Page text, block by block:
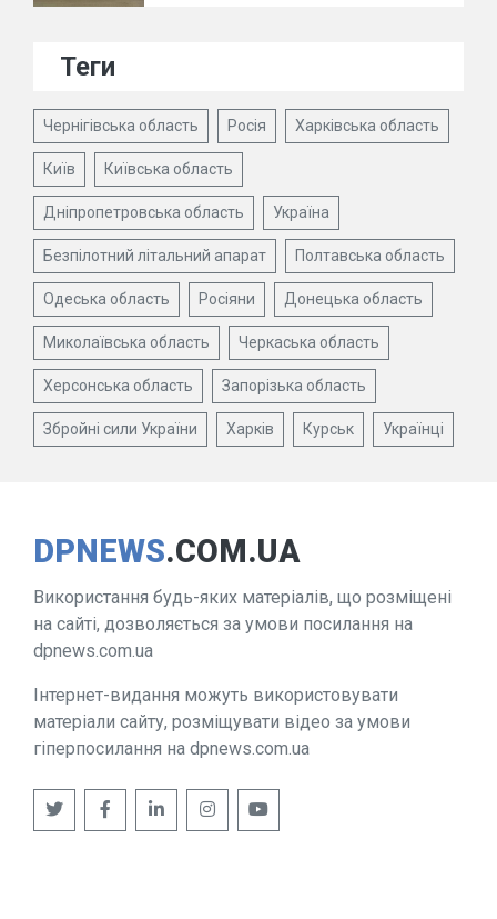
Теги
Чернігівська область Росія Харківська область
Київ Київська область
Дніпропетровська область Україна
Безпілотний літальний апарат Полтавська область
Одеська область Росіяни Донецька область
Миколаївська область Черкаська область
Херсонська область Запорізька область
Збройні сили України Харків Курськ Українці
DPNEWS.COM.UA
Використання будь-яких матеріалів, що розміщені
на сайті, дозволяється за умови посилання на
dpnews.com.ua
Інтернет-видання можуть використовувати
матеріали сайту, розміщувати відео за умови
гіперпосилання на dpnews.com.ua